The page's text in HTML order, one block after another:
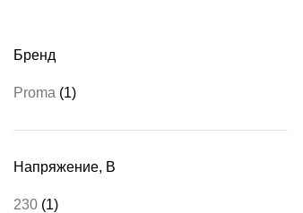
Бренд
Proma (1)
Напряжение, В
230 (1)